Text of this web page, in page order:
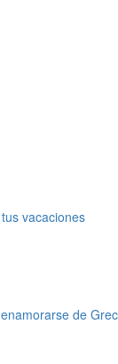
vacaciones
de